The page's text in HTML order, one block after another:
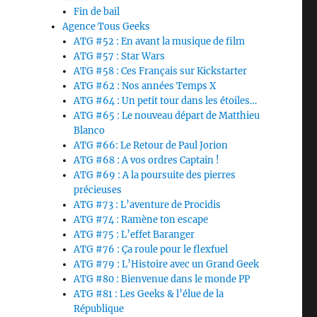
Fin de bail
Agence Tous Geeks
ATG #52 : En avant la musique de film
ATG #57 : Star Wars
ATG #58 : Ces Français sur Kickstarter
ATG #62 : Nos années Temps X
ATG #64 : Un petit tour dans les étoiles…
ATG #65 : Le nouveau départ de Matthieu
Blanco
ATG #66: Le Retour de Paul Jorion
ATG #68 : A vos ordres Captain !
ATG #69 : A la poursuite des pierres
précieuses
ATG #73 : L’aventure de Procidis
ATG #74 : Ramène ton escape
ATG #75 : L’effet Baranger
ATG #76 : Ça roule pour le flexfuel
ATG #79 : L’Histoire avec un Grand Geek
ATG #80 : Bienvenue dans le monde PP
ATG #81 : Les Geeks & l’élue de la
République